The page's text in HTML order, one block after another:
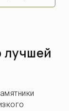
лучшей